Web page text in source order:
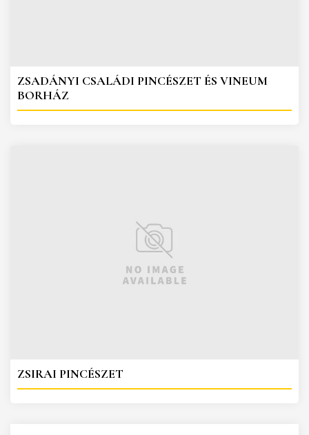
ZSADÁNYI CSALÁDI PINCÉSZET ÉS VINEUM
BORHÁZ
ZSIRAI PINCÉSZET